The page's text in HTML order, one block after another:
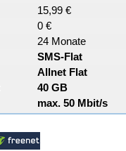
15,99 €
0 €
24 Monate
SMS-Flat
Allnet Flat
40 GB
max. 50 Mbit/s